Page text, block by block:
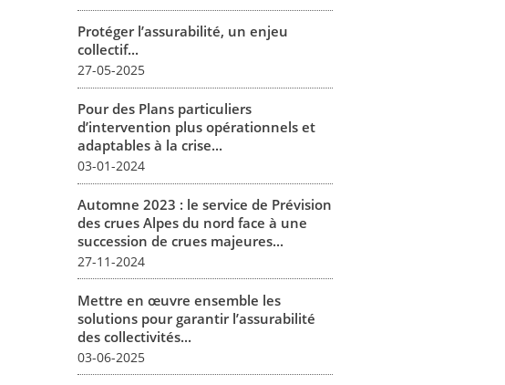
Protéger l’assurabilité, un enjeu
collectif...
27-05-2025
Pour des Plans particuliers
d’intervention plus opérationnels et
adaptables à la crise...
03-01-2024
Automne 2023 : le service de Prévision
des crues Alpes du nord face à une
succession de crues majeures...
27-11-2024
Mettre en œuvre ensemble les
solutions pour garantir l’assurabilité
des collectivités...
03-06-2025